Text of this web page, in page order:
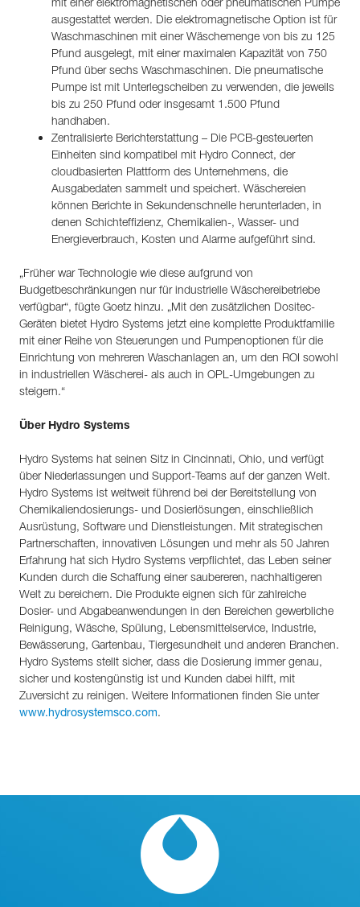
ausgestattet werden. Die elektromagnetische Option ist für
Waschmaschinen mit einer Wäschemenge von bis zu 125
Pfund ausgelegt, mit einer maximalen Kapazität von 750
Pfund über sechs Waschmaschinen. Die pneumatische
Pumpe ist mit Unterlegscheiben zu verwenden, die jeweils
bis zu 250 Pfund oder insgesamt 1.500 Pfund
handhaben.
Zentralisierte Berichterstattung – Die PCB-gesteuerten
Einheiten sind kompatibel mit Hydro Connect, der
cloudbasierten Plattform des Unternehmens, die
Ausgabedaten sammelt und speichert. Wäschereien
können Berichte in Sekundenschnelle herunterladen, in
denen Schichteffizienz, Chemikalien-, Wasser- und
Energieverbrauch, Kosten und Alarme aufgeführt sind.
„Früher war Technologie wie diese aufgrund von
Budgetbeschränkungen nur für industrielle Wäschereibetriebe
verfügbar“, fügte Goetz hinzu. „Mit den zusätzlichen Dositec-
Geräten bietet Hydro Systems jetzt eine komplette Produktfamilie
mit einer Reihe von Steuerungen und Pumpenoptionen für die
Einrichtung von mehreren Waschanlagen an, um den ROI sowohl
in industriellen Wäscherei- als auch in OPL-Umgebungen zu
steigern.“
Über Hydro Systems
Hydro Systems hat seinen Sitz in Cincinnati, Ohio, und verfügt
über Niederlassungen und Support-Teams auf der ganzen Welt.
Hydro Systems ist weltweit führend bei der Bereitstellung von
Chemikaliendosierungs- und Dosierlösungen, einschließlich
Ausrüstung, Software und Dienstleistungen. Mit strategischen
Partnerschaften, innovativen Lösungen und mehr als 50 Jahren
Erfahrung hat sich Hydro Systems verpflichtet, das Leben seiner
Kunden durch die Schaffung einer saubereren, nachhaltigeren
Welt zu bereichern. Die Produkte eignen sich für zahlreiche
Dosier- und Abgabeanwendungen in den Bereichen gewerbliche
Reinigung, Wäsche, Spülung, Lebensmittelservice, Industrie,
Bewässerung, Gartenbau, Tiergesundheit und anderen Branchen.
Hydro Systems stellt sicher, dass die Dosierung immer genau,
sicher und kostengünstig ist und Kunden dabei hilft, mit
Zuversicht zu reinigen. Weitere Informationen finden Sie unter
www.hydrosystemsco.com.